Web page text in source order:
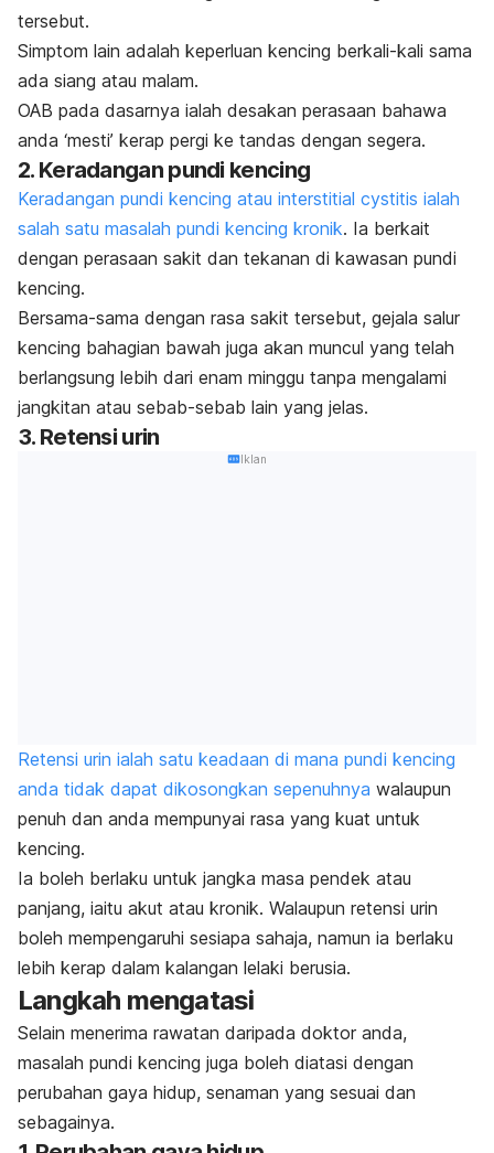
tersebut.
Simptom lain adalah keperluan kencing berkali-kali sama
ada siang atau malam.
OAB pada dasarnya ialah desakan perasaan bahawa
anda ‘mesti’ kerap pergi ke tandas dengan segera.
2. Keradangan pundi kencing
Keradangan pundi kencing atau interstitial cystitis ialah
salah satu masalah pundi kencing kronik. Ia berkait
dengan perasaan sakit dan tekanan di kawasan pundi
kencing.
Bersama-sama dengan rasa sakit tersebut, gejala salur
kencing bahagian bawah juga akan muncul yang telah
berlangsung lebih dari enam minggu tanpa mengalami
jangkitan atau sebab-sebab lain yang jelas.
3. Retensi urin
Iklan
Retensi urin ialah satu keadaan di mana pundi kencing
anda tidak dapat dikosongkan sepenuhnya walaupun
penuh dan anda mempunyai rasa yang kuat untuk
kencing.
Ia boleh berlaku untuk jangka masa pendek atau
panjang, iaitu akut atau kronik. Walaupun retensi urin
boleh mempengaruhi sesiapa sahaja, namun ia berlaku
lebih kerap dalam kalangan lelaki berusia.
Langkah mengatasi
Selain menerima rawatan daripada doktor anda,
masalah pundi kencing juga boleh diatasi dengan
perubahan gaya hidup, senaman yang sesuai dan
sebagainya.